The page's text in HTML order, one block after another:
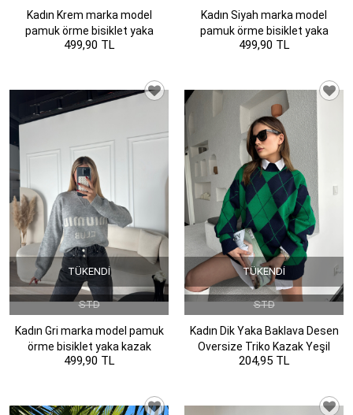
Kadın Krem marka model
pamuk örme bisiklet yaka
kazak
499,90 TL
Kadın Siyah marka model
pamuk örme bisiklet yaka
kazak
499,90 TL
TÜKENDI
STD
Kadın Gri marka model pamuk
örme bisiklet yaka kazak
499,90 TL
TÜKENDI
STD
Kadın Dik Yaka Baklava Desen
Oversize Triko Kazak Yeşil
204,95 TL